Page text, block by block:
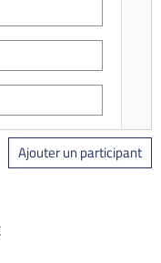
Ajouter un participant